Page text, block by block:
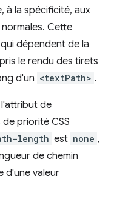
à la spécificité, aux
Cette
dépendent de la
le rendu des tirets
d'un <textPath> .
l'attribut de
priorité CSS
length est none ,
de chemin
d'une valeur